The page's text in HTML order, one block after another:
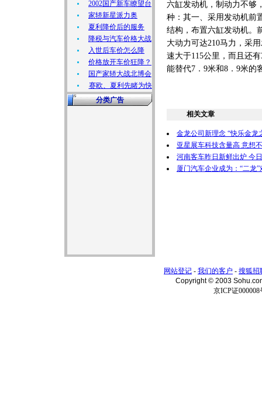
2002国产新车瞭望台
家轿新星派力奥
夏利降价后的服务
降税与汽车价格大战
入世后车价怎么降
价格放开车价狂降？
国产家轿大战北博会
赛欧、夏利先睹为快
分类广告
六缸发动机，制动力不够
种：其一、采用发动机前
结构，布置六缸发动机。
大动力可达210马力，采
速大于115公里，而且还
能替代7．9米和8．9米的
相关文章
金龙公司新理念 “快乐金龙
亚星展车科技含量高 意想
河南客车昨日新鲜出炉 今
厦门汽车企业成为：“二龙”
网站登记 - 我们的客户 - 搜狐招
Copyright © 2003
京ICP证